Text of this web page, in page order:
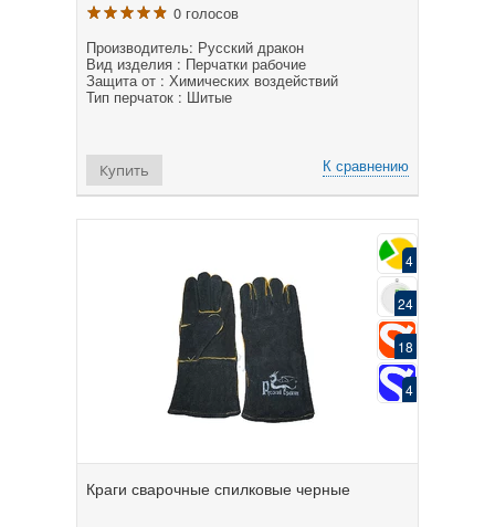
0 голосов
Производитель: Русский дракон
Вид изделия : Перчатки рабочие
Защита от : Химических воздействий
Тип перчаток : Шитые
К сравнению
Купить
4
24
18
4
Краги сварочные спилковые черные